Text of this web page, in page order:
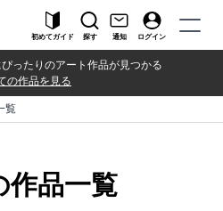
初めてガイド 探す 通知 ログイン
ったりのアート作品が見つかる
の作品を見る
覧
作品一覧